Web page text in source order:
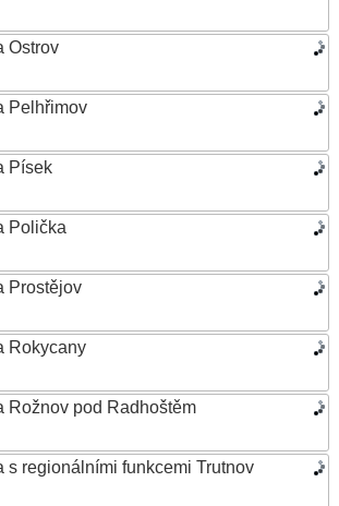
Ostrov
Pelhřimov
Písek
Polička
Prostějov
Rokycany
Rožnov pod Radhoštěm
s regionálními funkcemi Trutnov